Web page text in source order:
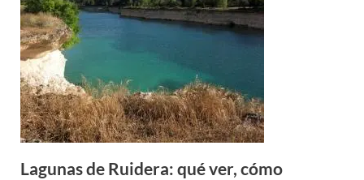
Lagunas de Ruidera: qué ver, cómo